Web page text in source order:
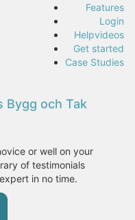
Features
Login
Helpvideos
Get started
Case Studies
Bygg och Tak
or well on your
of testimonials
in no time.